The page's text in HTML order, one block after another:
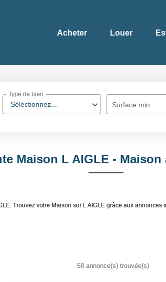
Acheter Louer
Sélectionnez...
Type de bien
Surface min
Maison L AIGLE - Maison
Trouvez votre Maison sur L AIGLE grâce aux annonces
58 annonce(s) trouvée(s)